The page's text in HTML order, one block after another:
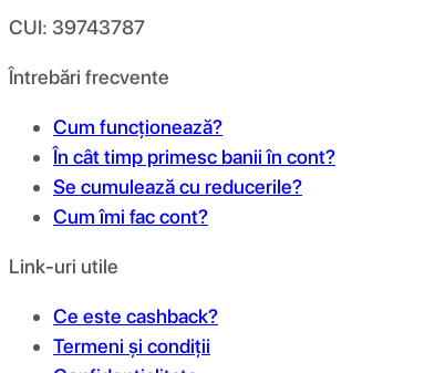
CUI: 39743787
Întrebări frecvente
Cum funcționează?
În cât timp primesc banii în cont?
Se cumulează cu reducerile?
Cum îmi fac cont?
Link-uri utile
Ce este cashback?
Termeni și condiții